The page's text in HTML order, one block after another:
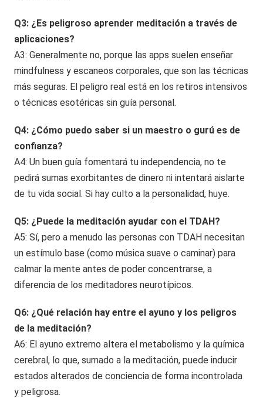
Q3: ¿Es peligroso aprender meditación a través de
aplicaciones?
A3: Generalmente no, porque las apps suelen enseñar
mindfulness y escaneos corporales, que son las técnicas
más seguras. El peligro real está en los retiros intensivos
o técnicas esotéricas sin guía personal.
Q4: ¿Cómo puedo saber si un maestro o gurú es de
confianza?
A4: Un buen guía fomentará tu independencia, no te
pedirá sumas exorbitantes de dinero ni intentará aislarte
de tu vida social. Si hay culto a la personalidad, huye.
Q5: ¿Puede la meditación ayudar con el TDAH?
A5: Sí, pero a menudo las personas con TDAH necesitan
un estímulo base (como música suave o caminar) para
calmar la mente antes de poder concentrarse, a
diferencia de los meditadores neurotípicos.
Q6: ¿Qué relación hay entre el ayuno y los peligros
de la meditación?
A6: El ayuno extremo altera el metabolismo y la química
cerebral, lo que, sumado a la meditación, puede inducir
estados alterados de conciencia de forma incontrolada
y peligrosa.